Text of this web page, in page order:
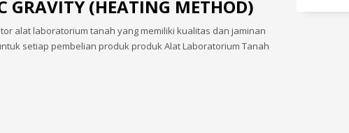
GRAVITY (HEATING METHOD)
alat laboratorium tanah yang memiliki kualitas dan jaminan
setiap pembelian produk produk Alat Laboratorium Tanah